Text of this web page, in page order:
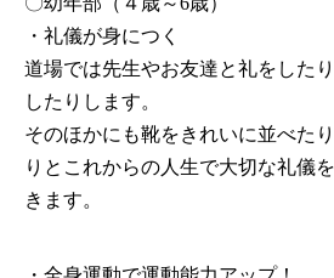
・礼儀が身につく
道場では先生やお友達と礼をした
したりします。
そのほかにも靴をきれいに並べた
りとこれからの人生で大切な礼儀
きます。